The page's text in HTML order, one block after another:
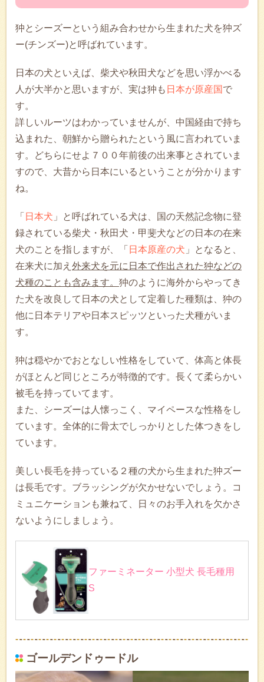
狆とシーズーという組み合わせから生まれた犬を狆ズ
ー(チンズー)と呼ばれています。
日本の犬といえば、柴犬や秋田犬などを思い浮かべる
人が大半かと思いますが、実は狆も 日本が原産国 で
す。
詳しいルーツはわかっていませんが、中国経由で持ち
込まれた、朝鮮から贈られたという風に言われていま
す。どちらにせよ７００年前後の出来事とされていま
すので、大昔から日本にいるということが分かります
ね。
「 日本犬 」と呼ばれている犬は、国の天然記念物に登
録されている柴犬・秋田犬・甲斐犬などの日本の在来
犬のことを指しますが、「 日本原産の犬 」となると、
在来犬に加え 外来犬を元に日本で作出された狆などの
犬種のことも含みます。 狆のように海外からやってき
た犬を改良して日本の犬として定着した種類は、狆の
他に日本テリアや日本スピッツといった犬種がいま
す。
狆は穏やかでおとなしい性格をしていて、体高と体長
がほとんど同じところが特徴的です。長くて柔らかい
被毛を持っていてます。
また、シーズーは人懐っこく、マイペースな性格をし
ています。全体的に骨太でしっかりとした体つきをし
ています。
美しい長毛を持っている２種の犬から生まれた狆ズー
は長毛です。ブラッシングが欠かせないでしょう。コ
ミュニケーションも兼ねて、日々のお手入れを欠かさ
ないようにしましょう。
ファーミネーター 小型犬 長毛種用
S
ゴールデンドゥードル